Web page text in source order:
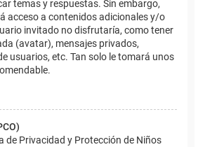
temas y respuestas. Sin embargo,
acceso a contenidos adicionales y/o
invitado no disfrutaría, como tener
(avatar), mensajes privados,
usuarios, etc. Tan solo le tomará unos
de Privacidad y Protección de Niños